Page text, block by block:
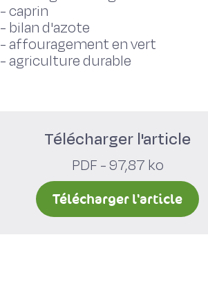
-caprin
- bilan d'azote
- affouragement en vert
- agriculture durable
Télécharger l'article
PDF - 97,87 ko
Télécharger l'article